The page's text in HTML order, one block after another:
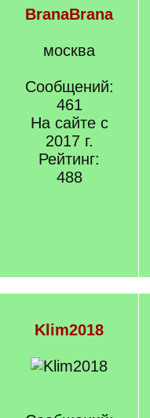
BranaBrana
москва
Сообщений:
461
На сайте с
2017 г.
Рейтинг:
488
Klim2018